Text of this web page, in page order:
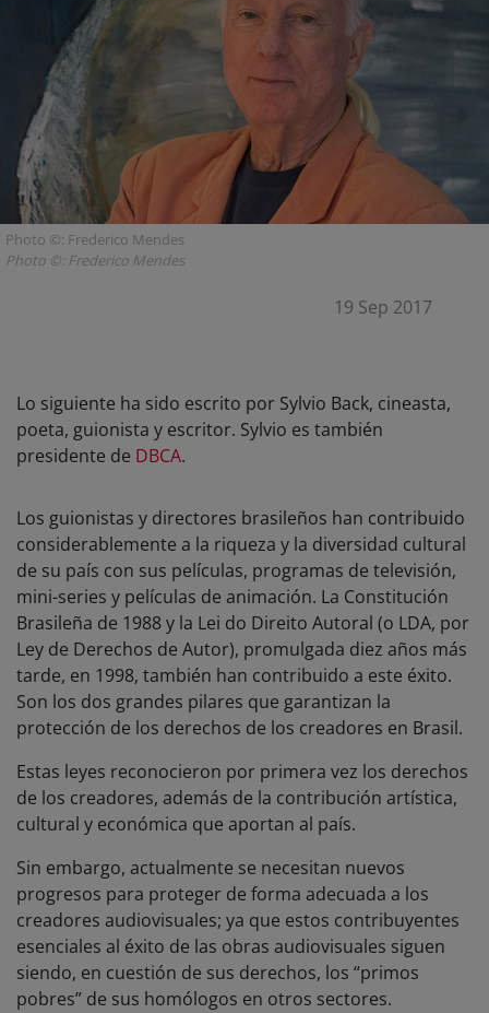
Photo ©: Frederico Mendes
Photo ©: Frederico Mendes
19 Sep 2017
Lo siguiente ha sido escrito por Sylvio Back, cineasta,
poeta, guionista y escritor. Sylvio es también
presidente de DBCA.
Los guionistas y directores brasileños han contribuido
considerablemente a la riqueza y la diversidad cultural
de su país con sus películas, programas de televisión,
mini-series y películas de animación. La Constitución
Brasileña de 1988 y la Lei do Direito Autoral (o LDA, por
Ley de Derechos de Autor), promulgada diez años más
tarde, en 1998, también han contribuido a este éxito.
Son los dos grandes pilares que garantizan la
protección de los derechos de los creadores en Brasil.
Estas leyes reconocieron por primera vez los derechos
de los creadores, además de la contribución artística,
cultural y económica que aportan al país.
Sin embargo, actualmente se necesitan nuevos
progresos para proteger de forma adecuada a los
creadores audiovisuales; ya que estos contribuyentes
esenciales al éxito de las obras audiovisuales siguen
siendo, en cuestión de sus derechos, los “primos
pobres” de sus homólogos en otros sectores.